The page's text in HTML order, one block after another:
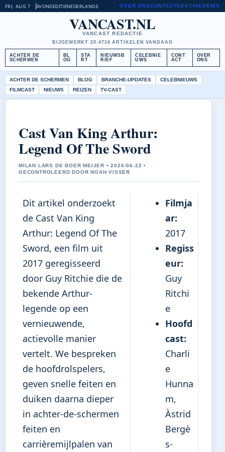
FRI, AUG 7 AVONDEDITIENEDERLANDS OVER ONSCONTACTGESCHIEDENIS
VANCAST.NL
VANCAST REDACTIE
BIJGEWERKT 20:4716 ARTIKELEN VANDAAG
ACHTER DE
SCHERMEN
BL
OG
STA
RT
NIEUWSB
RIEF
CELEBNIE
UWS
CONT
ACT
OVER
ONS
ACHTER DE SCHERMEN BLOG BRANCHE-UPDATES
CELEBNIEUWS
FILMCAST
NIEUWS REIZEN TV-CAST
Cast Van King Arthur:
Legend Of The Sword
MILAN LARS DE BOER MEIJER • 2026-06-22 •
GECONTROLEERD DOOR NOAH VISSER
Dit artikel onderzoekt
de Cast Van King
Arthur: Legend Of The
Sword, een film uit
2017 geregisseerd
door Guy Ritchie die de
bekende Arthur-
legende op een
vernieuwende,
actievolle manier
vertelt. We bespreken
de hoofdrolspelers,
geven snelle feiten en
duiken daarna dieper
in achter-de-schermen
feiten en
carrièremijlpalen van
Filmja
ar:
2017
Regiss
eur:
Guy
Ritchi
e
Hoofd
cast:
Charli
e
Hunna
m,
Àstrid
Bergè
s-